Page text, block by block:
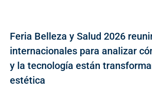
Feria Belleza y Salud 2026
internacionales para analizar
y la tecnología están
estética